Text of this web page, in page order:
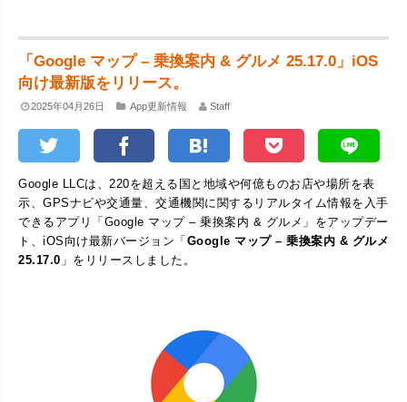
「Google マップ – 乗換案内 & グルメ 25.17.0」iOS
向け最新版をリリース。
2025年04月26日 App更新情報 Staff
Google LLCは、220を超える国と地域や何億ものお店や場所を表
示、GPSナビや交通量、交通機関に関するリアルタイム情報を入手
できるアプリ「Google マップ – 乗換案内 & グルメ」をアップデー
ト、iOS向け最新バージョン「Google マップ – 乗換案内 & グルメ
25.17.0 」をリリースしました。